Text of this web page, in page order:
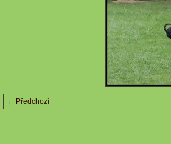
← Předchozí